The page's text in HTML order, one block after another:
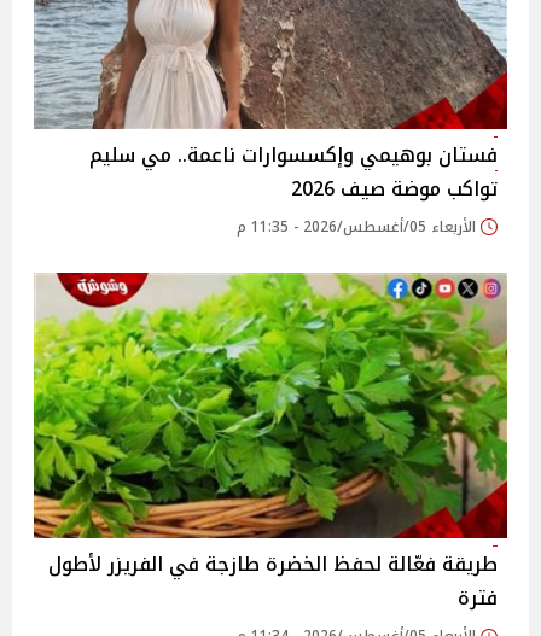
فستان بوهيمي وإكسسوارات ناعمة.. مي سليم
تواكب موضة صيف 2026
الأربعاء 05/أغسطس/2026 - 11:35 م
طريقة فعّالة لحفظ الخضرة طازجة في الفريزر لأطول
فترة